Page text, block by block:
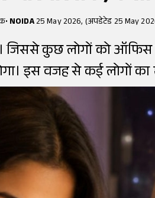
•NOIDA25 May 2026, (अपडेटेड 25 May
जिससे कुछ लोगों को ऑफिस
इस वजह से कई लोगों